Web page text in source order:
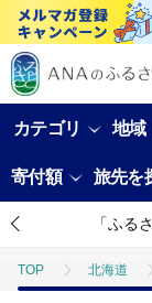
カテゴリ 地域
寄付額 旅先を
「ふる
TOP 北海道